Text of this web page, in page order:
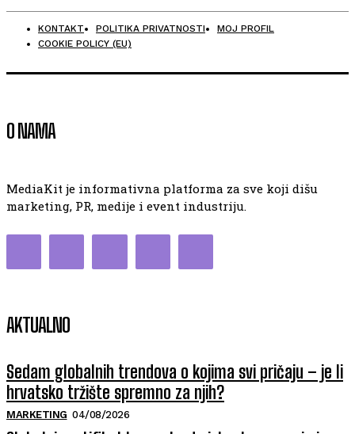
KONTAKT POLITIKA PRIVATNOSTI
MOJ PROFIL
COOKIE POLICY (EU)
O NAMA
MediaKit je informativna platforma za sve koji dišu
marketing, PR, medije i event industriju.
AKTUALNO
Sedam globalnih trendova o kojima svi pričaju – je li
hrvatsko tržište spremno za njih?
MARKETING 04/08/2026